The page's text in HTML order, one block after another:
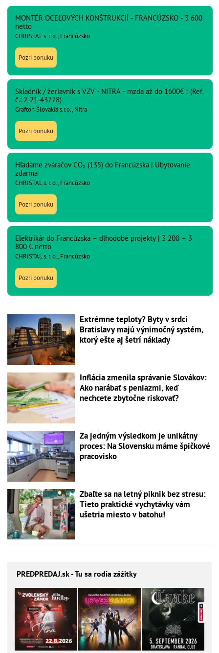
MONTÉR OCEĽOVÝCH KONŠTRUKCIÍ - FRANCÚZSKO - 3 600
netto
CHRISTAL s. r. o., Francúzsko
Pozri ponuku
Skladník / žeriavnik s VZV - NITRA - mzda až do 1600€ ! (Ref.
č.: 2-21-43778)
Grafton Slovakia s.r.o., Nitra
Pozri ponuku
Hľadáme zváračov CO₂ (135) do Francúzska | Ubytovanie
zdarma
CHRISTAL s. r. o., Francúzsko
Pozri ponuku
Elektrikár do Francúzska – dlhodobé projekty | 3 200 – 3
800 € netto
CHRISTAL s. r. o., Francúzsko
Pozri ponuku
Extrémne teploty? Byty v srdci
Bratislavy majú výnimočný systém,
ktorý ešte aj šetrí náklady
Inflácia zmenila správanie Slovákov:
Ako narábať s peniazmi, keď
nechcete zbytočne riskovať?
Za jedným výsledkom je unikátny
proces: Na Slovensku máme špičkové
pracovisko
Zbaľte sa na letný piknik bez stresu:
Tieto praktické vychytávky vám
ušetria miesto v batohu!
PREDPREDAJ.sk - Tu sa rodia zážitky